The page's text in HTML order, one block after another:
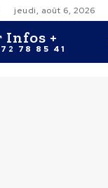
jeudi, août 6, 2026
Infos +
78 85 41